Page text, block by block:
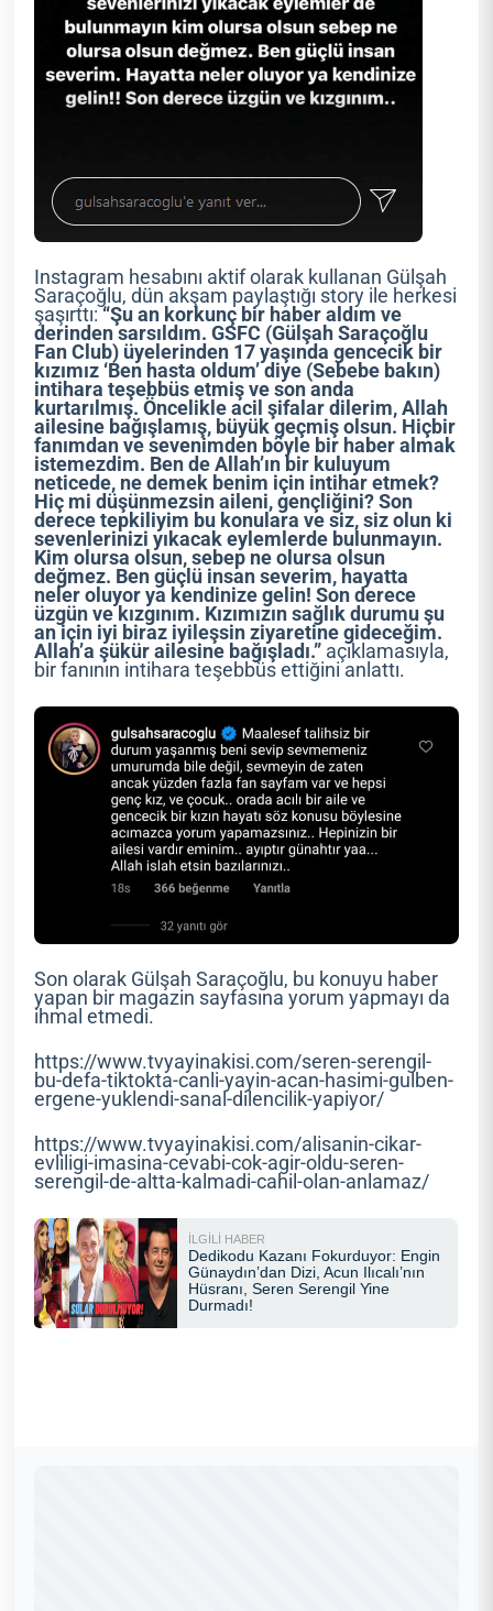
Instagram hesabını aktif olarak kullanan Gülşah
Saraçoğlu, dün akşam paylaştığı story ile herkesi
şaşırttı: “Şu an korkunç bir haber aldım ve
derinden sarsıldım. GSFC (Gülşah Saraçoğlu
Fan Club) üyelerinden 17 yaşında gencecik bir
kızımız ‘Ben hasta oldum’ diye (Sebebe bakın)
intihara teşebbüs etmiş ve son anda
kurtarılmış. Öncelikle acil şifalar dilerim, Allah
ailesine bağışlamış, büyük geçmiş olsun. Hiçbir
fanımdan ve sevenimden böyle bir haber almak
istemezdim. Ben de Allah’ın bir kuluyum
neticede, ne demek benim için intihar etmek?
Hiç mi düşünmezsin aileni, gençliğini? Son
derece tepkiliyim bu konulara ve siz, siz olun ki
sevenlerinizi yıkacak eylemlerde bulunmayın.
Kim olursa olsun, sebep ne olursa olsun
değmez. Ben güçlü insan severim, hayatta
neler oluyor ya kendinize gelin! Son derece
üzgün ve kızgınım. Kızımızın sağlık durumu şu
an için iyi biraz iyileşsin ziyaretine gideceğim.
Allah’a şükür ailesine bağışladı.” açıklamasıyla,
bir fanının intihara teşebbüs ettiğini anlattı.
Son olarak Gülşah Saraçoğlu, bu konuyu haber
yapan bir magazin sayfasına yorum yapmayı da
ihmal etmedi.
https://www.tvyayinakisi.com/seren-serengil-
bu-defa-tiktokta-canli-yayin-acan-hasimi-gulben-
ergene-yuklendi-sanal-dilencilik-yapiyor/
https://www.tvyayinakisi.com/alisanin-cikar-
evliligi-imasina-cevabi-cok-agir-oldu-seren-
serengil-de-altta-kalmadi-cahil-olan-anlamaz/